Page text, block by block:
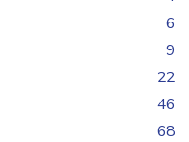
6
9
22
46
68